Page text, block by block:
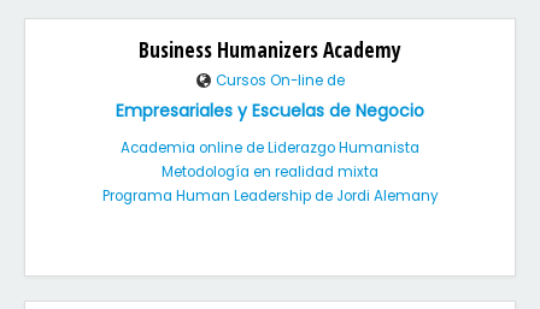
Business Humanizers Academy
Cursos On-line de
Empresariales y Escuelas de Negocio
Academia online de Liderazgo Humanista
Metodología en realidad mixta
Programa Human Leadership de Jordi Alemany